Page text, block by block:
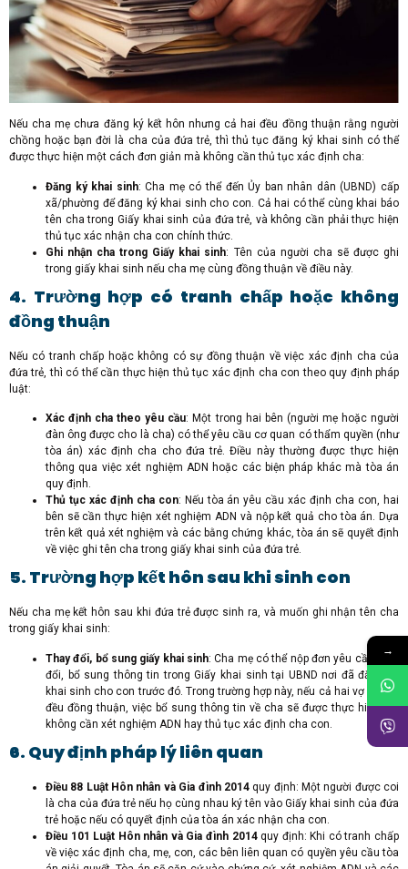
Nếu cha mẹ chưa đăng ký kết hôn nhưng cả hai đều đồng thuận rằng người
chồng hoặc bạn đời là cha của đứa trẻ, thì thủ tục đăng ký khai sinh có thể
được thực hiện một cách đơn giản mà không cần thủ tục xác định cha:
Đăng ký khai sinh: Cha mẹ có thể đến Ủy ban nhân dân (UBND) cấp
xã/phường để đăng ký khai sinh cho con. Cả hai có thể cùng khai báo
tên cha trong Giấy khai sinh của đứa trẻ, và không cần phải thực hiện
thủ tục xác nhận cha con chính thức.
Ghi nhận cha trong Giấy khai sinh: Tên của người cha sẽ được ghi
trong giấy khai sinh nếu cha mẹ cùng đồng thuận về điều này.
4. Trường hợp có tranh chấp hoặc không
đồng thuận
Nếu có tranh chấp hoặc không có sự đồng thuận về việc xác định cha của
đứa trẻ, thì có thể cần thực hiện thủ tục xác định cha con theo quy định pháp
luật:
Xác định cha theo yêu cầu: Một trong hai bên (người mẹ hoặc người
đàn ông được cho là cha) có thể yêu cầu cơ quan có thẩm quyền (như
tòa án) xác định cha cho đứa trẻ. Điều này thường được thực hiện
thông qua việc xét nghiệm ADN hoặc các biện pháp khác mà tòa án
quy định.
Thủ tục xác định cha con: Nếu tòa án yêu cầu xác định cha con, hai
bên sẽ cần thực hiện xét nghiệm ADN và nộp kết quả cho tòa án. Dựa
trên kết quả xét nghiệm và các bằng chứng khác, tòa án sẽ quyết định
về việc ghi tên cha trong giấy khai sinh của đứa trẻ.
5. Trường hợp kết hôn sau khi sinh con
Nếu cha mẹ kết hôn sau khi đứa trẻ được sinh ra, và muốn ghi nhận tên cha
trong giấy khai sinh:
Thay đổi, bổ sung giấy khai sinh: Cha mẹ có thể nộp đơn yêu cầu thay
đổi, bổ sung thông tin trong Giấy khai sinh tại UBND nơi đã đăng ký
khai sinh cho con trước đó. Trong trường hợp này, nếu cả hai vợ chồng
đều đồng thuận, việc bổ sung thông tin về cha sẽ được thực hiện mà
không cần xét nghiệm ADN hay thủ tục xác định cha con.
6. Quy định pháp lý liên quan
Điều 88 Luật Hôn nhân và Gia đình 2014quy định: Một người được coi
là cha của đứa trẻ nếu họ cùng nhau ký tên vào Giấy khai sinh của đứa
trẻ hoặc nếu có quyết định của tòa án xác nhận cha con.
Điều 101 Luật Hôn nhân và Gia đình 2014quy định: Khi có tranh chấp
về việc xác định cha, mẹ, con, các bên liên quan có quyền yêu cầu tòa
→